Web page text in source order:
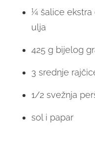
¼ šalice ekstra
ulja
425 g bijelog
3 srednje
1/2 svežnja
sol i papar